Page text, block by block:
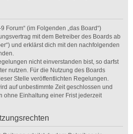
Forum“ (im Folgenden „das Board“)
mit dem Betreiber des Boards ab
und erklärst dich mit den nachfolgenden
nicht einverstanden bist, so darfst
nutzen. Für die Nutzung des Boards
Stelle veröffentlichten Regelungen.
auf unbestimmte Zeit geschlossen und
ohne Einhaltung einer Frist jederzeit